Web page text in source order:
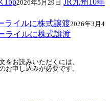
2026年5月29日 JR九州10年
2026年3月4
ライルに株式譲渡
をお読みいただくには、
お申し込みが必要です。